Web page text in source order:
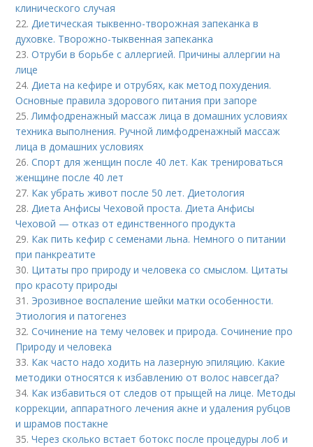
клинического случая
22.Диетическая тыквенно-творожная запеканка в
духовке. Творожно-тыквенная запеканка
23.Отруби в борьбе с аллергией. Причины аллергии на
лице
24.Диета на кефире и отрубях, как метод похудения.
Основные правила здорового питания при запоре
25.Лимфодренажный массаж лица в домашних условиях
техника выполнения. Ручной лимфодренажный массаж
лица в домашних условиях
26.Спорт для женщин после 40 лет. Как тренироваться
женщине после 40 лет
27. Как убрать живот после 50 лет. Диетология
28.Диета Анфисы Чеховой проста. Диета Анфисы
Чеховой — отказ от единственного продукта
29. Как пить кефир с семенами льна. Немного о питании
при панкреатите
30. Цитаты про природу и человека со смыслом. Цитаты
про красоту природы
31. Эрозивное воспаление шейки матки особенности.
Этиология и патогенез
32.Сочинение на тему человек и природа. Сочинение про
Природу и человека
33. Как часто надо ходить на лазерную эпиляцию. Какие
методики относятся к избавлению от волос навсегда?
34. Как избавиться от следов от прыщей на лице. Методы
коррекции, аппаратного лечения акне и удаления рубцов
и шрамов постакне
35.Через сколько встает ботокс после процедуры лоб и